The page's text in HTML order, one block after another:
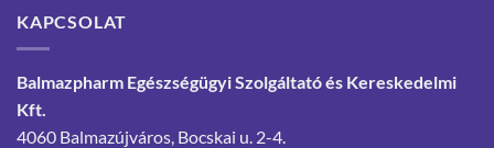
KAPCSOLAT
Balmazpharm Egészségügyi Szolgáltató és Kereskedelmi
Kft.
4060 Balmazújváros, Bocskai u. 2-4.